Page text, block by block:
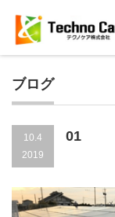
ブログ
10.4
2019
01